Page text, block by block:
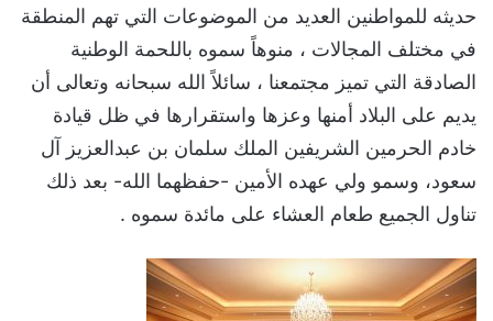
حديثه للمواطنين العديد من الموضوعات التي تهم المنطقة
في مختلف المجالات ، منوهاً سموه باللحمة الوطنية
الصادقة التي تميز مجتمعنا ، سائلاً الله سبحانه وتعالى أن
يديم على البلاد أمنها وعزها واستقرارها في ظل قيادة
خادم الحرمين الشريفين الملك سلمان بن عبدالعزيز آل
سعود، وسمو ولي عهده الأمين -حفظهما الله- بعد ذلك
تناول الجميع طعام العشاء على مائدة سموه .